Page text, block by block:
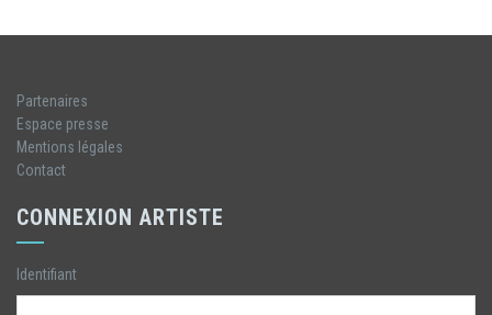
Partenaires
Espace presse
Mentions légales
Contact
CONNEXION ARTISTE
Identifiant